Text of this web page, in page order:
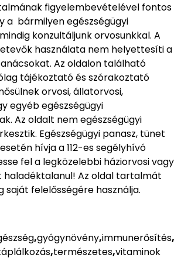
figyelembevételével fontos
a bármilyen egészségügyi
konzultáljunk orvosunkkal. A
használata nem helyettesíti a
Az oldalon található
tájékoztató és szórakoztató
orvosi, állatorvosi,
egyéb egészségügyi
Az oldalt nem egészségügyi
Egészségügyi panasz, tünet
hívja a 112-es segélyhívó
fel a legközelebbi háziorvosi vagy
haladéktalanul! Az oldal tartalmát
saját felelősségére használja.
,gyógynövény,immunerősítés,
,természetes,vitaminok